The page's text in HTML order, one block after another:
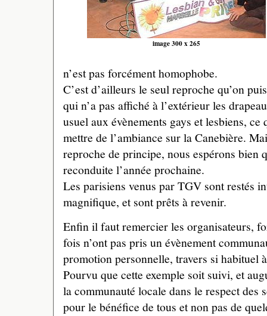
image 300 x 265
n’est pas forcément homophobe.
C’est d’ailleurs le seul reproche qu’on
qui n’a pas affiché à l’extérieur les
usuel aux évènements gays et lesbiens, ce
mettre de l’ambiance sur la Canebière.
reproche de principe, nous espérons bien
reconduite l’année prochaine.
Les parisiens venus par TGV sont restés
magnifique, et sont prêts à revenir.
Enfin il faut remercier les organisateurs,
fois n’ont pas pris un évènement
promotion personnelle, travers si habituel
Pourvu que cette exemple soit suivi, et
la communauté locale dans le respect des
pour le bénéfice de tous et non pas de